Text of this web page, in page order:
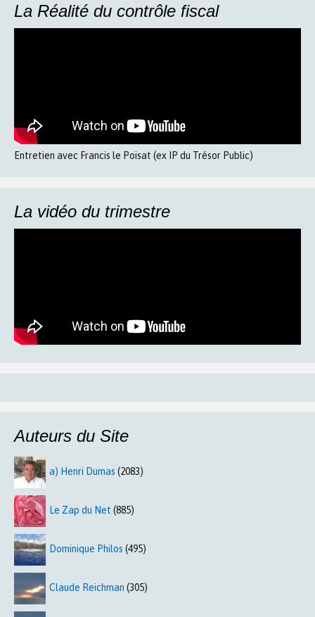
La Réalité du contrôle fiscal
Entretien avec Francis le Poisat (ex IP du Trésor Public)
La vidéo du trimestre
Auteurs du Site
a) Henri Dumas (2083)
Le Zap du Net (885)
Dominique Philos (495)
Claude Reichman (305)